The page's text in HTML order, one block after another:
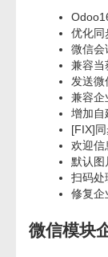
优化同
微信会
兼容当
发送微
兼容企
增加自
[FIX]
欢迎信
默认图
扫码处
修复企
微信模块